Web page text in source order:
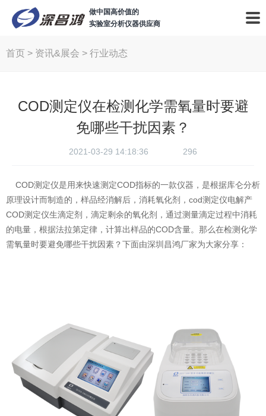
做中国高价值的
实验室分析仪器供应商
首页 > 资讯&展会 > 行业动态
COD测定仪在检测化学需氧量时要避
免哪些干扰因素？
2021-03-29 14:18:36 296
COD测定仪是用来快速测定COD指标的一款仪器，是根据库仑分析
原理设计而制造的，样品经消解后，消耗氧化剂，cod测定仪电解产
COD测定仪生滴定剂，滴定剩余的氧化剂，通过测量滴定过程中消耗
的电量，根据法拉第定律，计算出样品的COD含量。那么在检测化学
需氧量时要避免哪些干扰因素？下面由深圳昌鸿厂家为大家分享：